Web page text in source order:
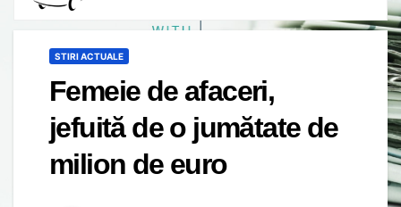
STIRI ACTUALE
Femeie de afaceri,
jefuită de o jumătate de
milion de euro